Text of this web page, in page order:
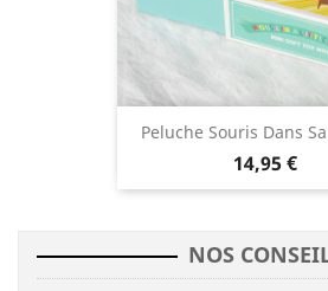
Peluche Souris Dans
14,95 €
NOS